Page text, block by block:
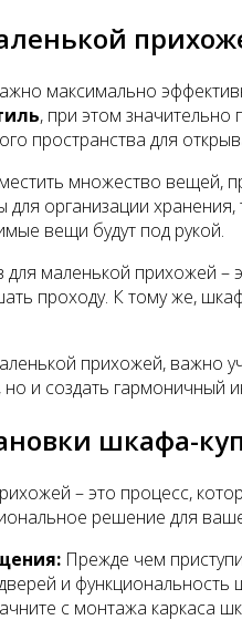
максимально
, при этом
пространства для
множество вещей,
организации
вещи будут под рукой.
маленькой прихожей –
проходу. К тому же,
прихожей, важно
и создать гармоничный
шкафа-
– это процесс,
решение для
Прежде чем
и
с монтажа каркаса